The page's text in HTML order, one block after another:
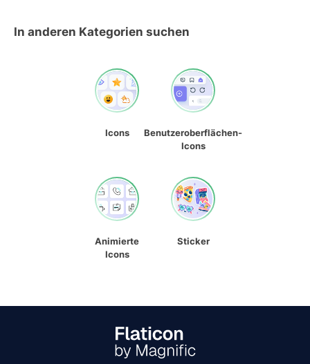
In anderen Kategorien suchen
Icons
Benutzeroberflächen-
Icons
Animierte
Icons
Sticker